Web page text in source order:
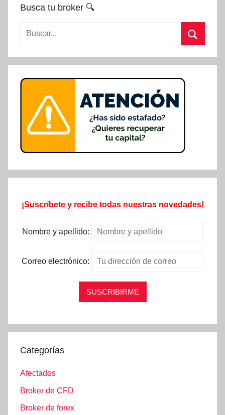
Busca tu broker 🔍
Buscar:
¡Suscríbete y recibe todas nuestras novedades!
Nombre y apellido:
Correo electrónico:
Categorías
Afectados
Broker de CFD
Broker de forex